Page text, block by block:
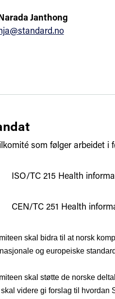
Janthong
som følger arbeidet i
ISO/TC 215 Health
CEN/TC 251 Health
skal bidra til at norsk
og europeiske
skal støtte de norske
skal videre gi forslag til hvordan